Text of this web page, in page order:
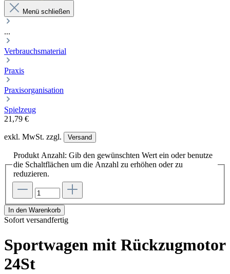
Menü schließen
...
Verbrauchsmaterial
Praxis
Praxisorganisation
Spielzeug
21,79 €
exkl. MwSt. zzgl. Versand
Produkt Anzahl: Gib den gewünschten Wert ein oder benutze
die Schaltflächen um die Anzahl zu erhöhen oder zu
reduzieren.
In den Warenkorb
Sofort versandfertig
Sportwagen mit Rückzugmotor
24St